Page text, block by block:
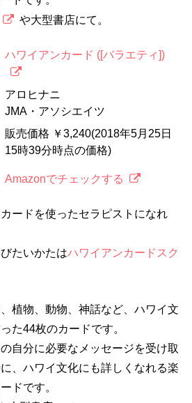
や大型書店にて。
ハワイアンカード ([バラエティ])
アロヒナニ
JMA・アソシエイツ
販売価格 ￥3,240(2018年5月25日
15時39分時点の価格)
Amazonでチェックする
ードを使ったセラピストになれ
たいかたはハワイアンカードスク
植物、動物、神話など、ハワイ文
た44枚のカードです。
自分に必要なメッセージを受け取
、ハワイ文化にも詳しくなれる楽
ドです。